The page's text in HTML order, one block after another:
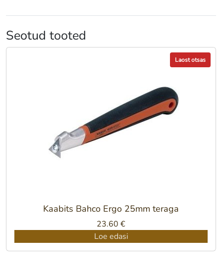
Seotud tooted
Laost otsas
Kaabits Bahco Ergo 25mm teraga
23.60 €
Loe edasi